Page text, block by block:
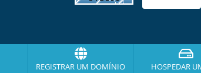
REGISTRAR UM DOMÍNIO HOSPEDAR